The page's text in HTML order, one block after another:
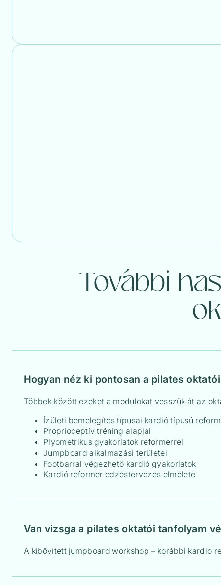
További
Hogyan néz ki pontosan a pilates
Többek között ezeket a modulokat vesszük át az
Ízületi bemelegítés típusai kardió típusú
Proprioceptív tréning alapjai
Plyometrikus gyakorlatok reformerrel
Jumpboard alkalmazási területei
Footbarral végezhető kardió gyakorlatok
Kardió reformer edzéstervezés elmélete
Van vizsga a pilates oktatói tanfolyam
A kibővített jumpboard workshop – korábbi kardio